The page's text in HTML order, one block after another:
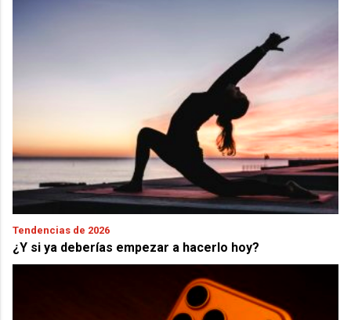
Tendencias de 2026
¿Y si ya deberías empezar a hacerlo hoy?